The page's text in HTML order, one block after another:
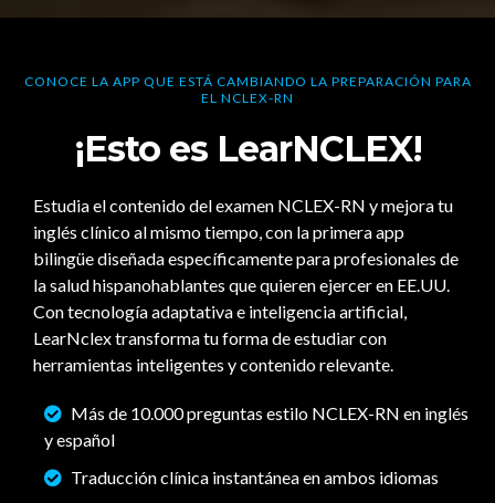
CONOCE LA APP QUE ESTÁ CAMBIANDO LA PREPARACIÓN PARA
EL NCLEX-RN
¡Esto es LearNCLEX!
Estudia el contenido del examen NCLEX-RN y mejora tu
inglés clínico al mismo tiempo, con la primera app
bilingüe diseñada específicamente para profesionales de
la salud hispanohablantes que quieren ejercer en EE.UU.
Con tecnología adaptativa e inteligencia artificial,
LearNclex transforma tu forma de estudiar con
herramientas inteligentes y contenido relevante.
Más de 10.000 preguntas estilo NCLEX-RN en inglés
y español
Traducción clínica instantánea en ambos idiomas